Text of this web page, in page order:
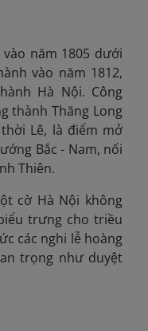
năm 1805 dưới
vào năm 1812,
Hà Nội. Công
thành Thăng Long
Lê, là điểm mở
Bắc - Nam, nối
Thiên.
cờ Hà Nội không
trưng cho triều
các nghi lễ hoàng
trọng như duyệt